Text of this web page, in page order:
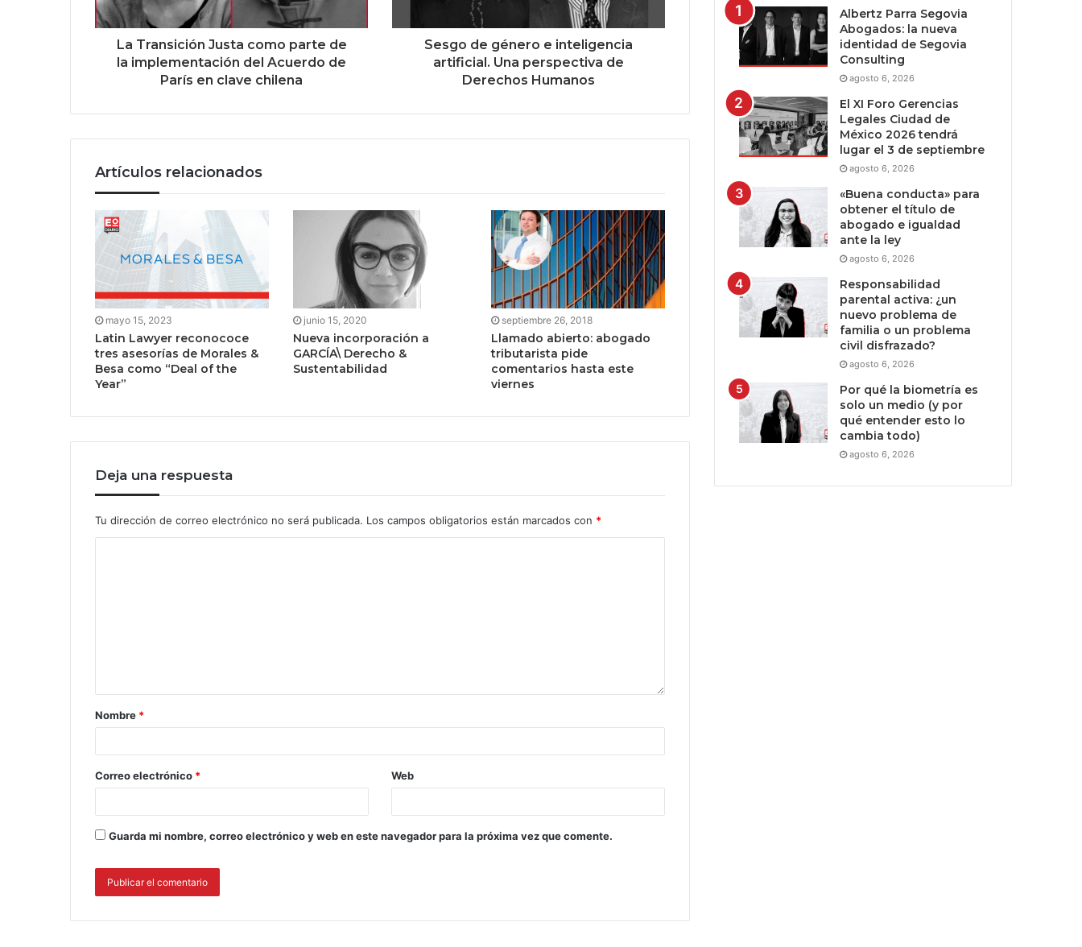
La Transición Justa como parte de
la implementación del Acuerdo de
París en clave chilena
Sesgo de género e inteligencia
artificial. Una perspectiva de
Derechos Humanos
Artículos relacionados
mayo 15, 2023
Latin Lawyer reconococe
tres asesorías de Morales &
Besa como “Deal of the
Year”
junio 15, 2020
Nueva incorporación a
GARCÍA\ Derecho &
Sustentabilidad
septiembre 26, 2018
Llamado abierto: abogado
tributarista pide
comentarios hasta este
viernes
Deja una respuesta
Tu dirección de correo electrónico no será publicada. Los campos obligatorios están marcados con *
Nombre *
Correo electrónico * Web
Guarda mi nombre, correo electrónico y web en este navegador para la próxima vez que comente.
Albertz Parra Segovia
Abogados: la nueva
identidad de Segovia
Consulting
agosto 6, 2026
El XI Foro Gerencias
Legales Ciudad de
México 2026 tendrá
lugar el 3 de septiembre
agosto 6, 2026
«Buena conducta» para
obtener el título de
abogado e igualdad
ante la ley
agosto 6, 2026
Responsabilidad
parental activa: ¿un
nuevo problema de
familia o un problema
civil disfrazado?
agosto 6, 2026
Por qué la biometría es
solo un medio (y por
qué entender esto lo
cambia todo)
agosto 6, 2026